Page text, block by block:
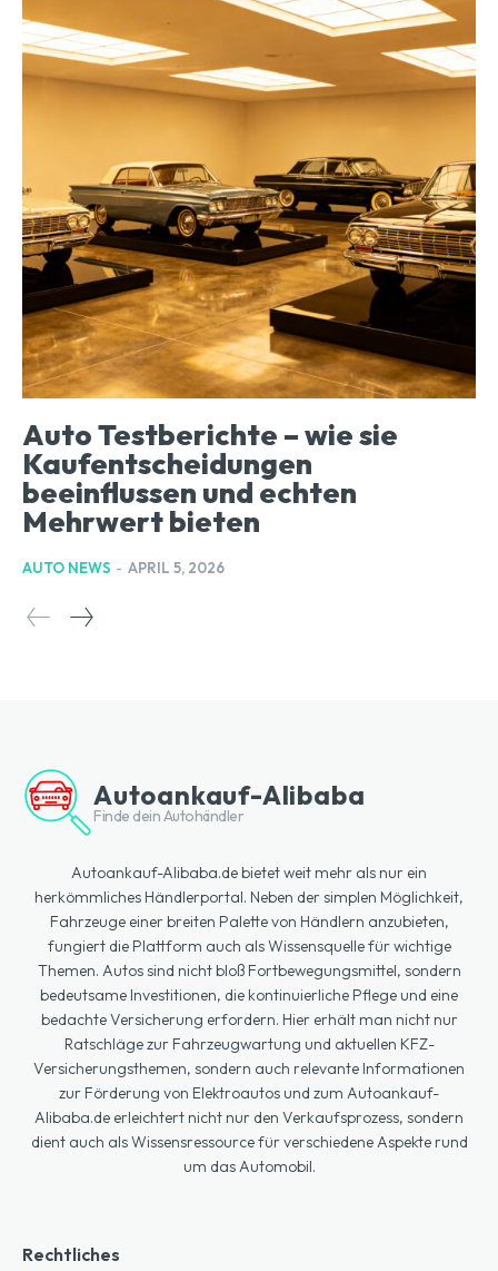
Auto Testberichte – wie sie
Kaufentscheidungen
beeinflussen und echten
Mehrwert bieten
AUTO NEWS - APRIL 5, 2026
Autoankauf-Alibaba
Finde dein Autohändler
Autoankauf-Alibaba.de bietet weit mehr als nur ein
herkömmliches Händlerportal. Neben der simplen Möglichkeit,
Fahrzeuge einer breiten Palette von Händlern anzubieten,
fungiert die Plattform auch als Wissensquelle für wichtige
Themen. Autos sind nicht bloß Fortbewegungsmittel, sondern
bedeutsame Investitionen, die kontinuierliche Pflege und eine
bedachte Versicherung erfordern. Hier erhält man nicht nur
Ratschläge zur Fahrzeugwartung und aktuellen KFZ-
Versicherungsthemen, sondern auch relevante Informationen
zur Förderung von Elektroautos und zum Autoankauf-
Alibaba.de erleichtert nicht nur den Verkaufsprozess, sondern
dient auch als Wissensressource für verschiedene Aspekte rund
um das Automobil.
Rechtliches